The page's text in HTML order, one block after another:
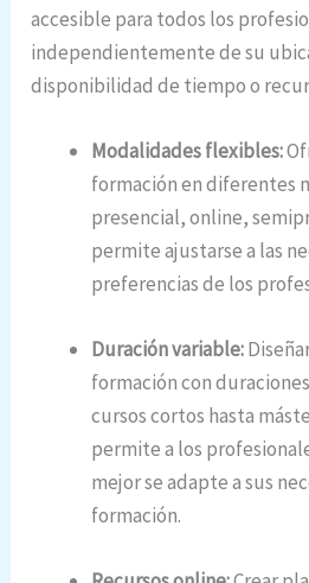
accesible para todos los
independientemente de su
disponibilidad de tiempo o
Modalidades flexibles:
formación en diferentes
presencial, online,
permite ajustarse a las
preferencias de los
Duración variable:
formación con
cursos cortos hasta
permite a los
mejor se adapte a sus
formación.